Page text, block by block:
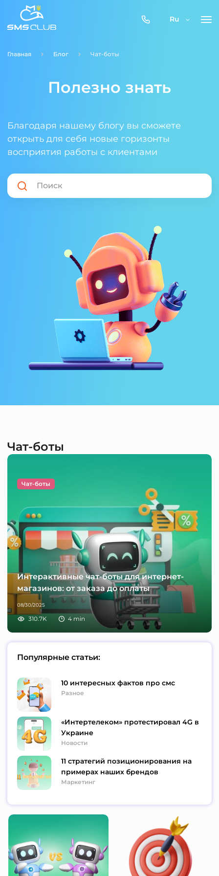
0800-
Ru
Главная Блог Чат-боты
Полезно знать
Благодаря нашему блогу вы сможете
открыть для себя новые горизонты
восприятия работы с клиентами
Чат-боты
Чат-боты
Интерактивные чат-боты для интернет-
магазинов: от заказа до оплаты
08/30/2025
310.7K 4 min
Популярные статьи:
10 интересных фактов про смс
Разное
«Интертелеком» протестировал 4G в
Украине
Новости
11 стратегий позиционирования на
примерах наших брендов
Маркетинг